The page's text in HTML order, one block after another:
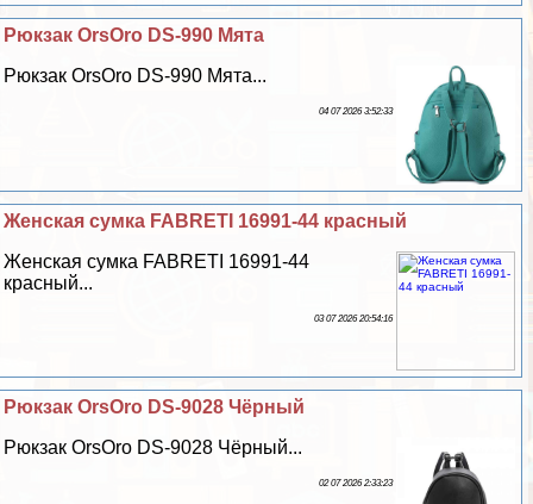
Рюкзак OrsOro DS-990 Мята
Рюкзак OrsOro DS-990 Мята...
04 07 2026 3:52:33
Женская сумка FABRETI 16991-44 красный
Женская сумка FABRETI 16991-44
красный...
03 07 2026 20:54:16
Рюкзак OrsOro DS-9028 Чёрный
Рюкзак OrsOro DS-9028 Чёрный...
02 07 2026 2:33:23